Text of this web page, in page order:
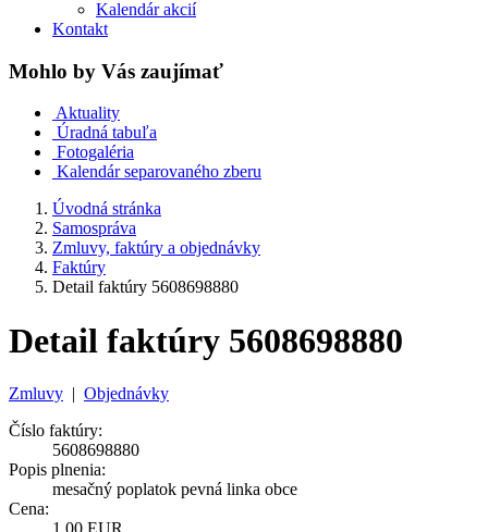
Kalendár akcií
Kontakt
Mohlo by Vás zaujímať
Aktuality
Úradná tabuľa
Fotogaléria
Kalendár separovaného zberu
Úvodná stránka
Samospráva
Zmluvy, faktúry a objednávky
Faktúry
Detail faktúry 5608698880
Detail faktúry 5608698880
Zmluvy | Objednávky
Číslo faktúry:
5608698880
Popis plnenia:
mesačný poplatok pevná linka obce
Cena: